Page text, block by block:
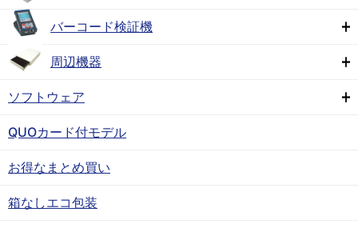
バーコード検証機
周辺機器
ソフトウェア
QUOカード付モデル
お得なまとめ買い
箱なしエコ包装